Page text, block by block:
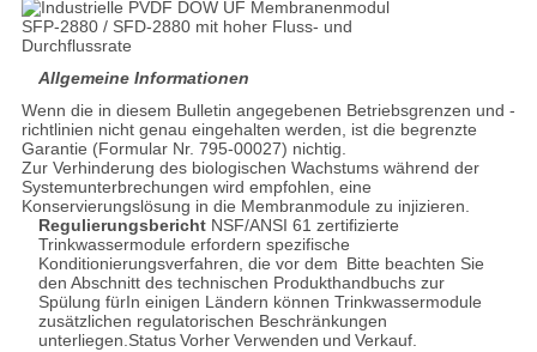
Allgemeine Informationen
Wenn die in diesem Bulletin angegebenen Betriebsgrenzen und -
richtlinien nicht genau eingehalten werden, ist die begrenzte
Garantie (Formular Nr. 795-00027) nichtig.
Zur Verhinderung des biologischen Wachstums während der
Systemunterbrechungen wird empfohlen, eine
Konservierungslösung in die Membranmodule zu injizieren.
Regulierungsbericht NSF/ANSI 61 zertifizierte
Trinkwassermodule erfordern spezifische
Konditionierungsverfahren, die vor dem Bitte beachten Sie
den Abschnitt des technischen Produkthandbuchs zur
Spülung fürIn einigen Ländern können Trinkwassermodule
zusätzlichen regulatorischen Beschränkungen
unterliegen.StatusVorherVerwenden und Verkauf.